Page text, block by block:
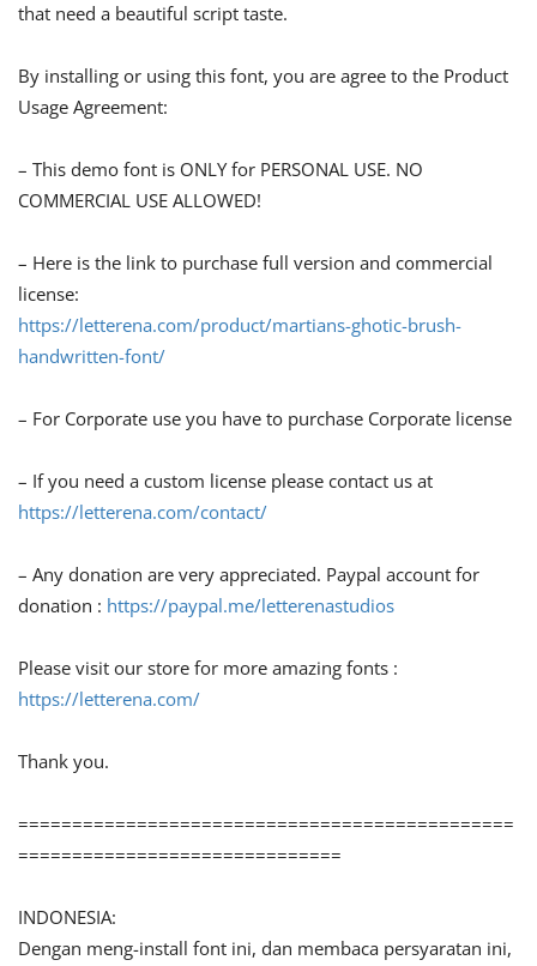
that need a beautiful script taste.
By installing or using this font, you are agree to the Product
Usage Agreement:
– This demo font is ONLY for PERSONAL USE. NO
COMMERCIAL USE ALLOWED!
– Here is the link to purchase full version and commercial
license:
https://letterena.com/product/martians-ghotic-brush-
handwritten-font/
– For Corporate use you have to purchase Corporate license
– If you need a custom license please contact us at
https://letterena.com/contact/
– Any donation are very appreciated. Paypal account for
donation : https://paypal.me/letterenastudios
Please visit our store for more amazing fonts :
https://letterena.com/
Thank you.
==============================================
==============================
INDONESIA:
Dengan meng-install font ini, dan membaca persyaratan ini,